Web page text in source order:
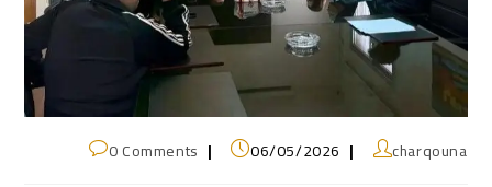
charqouna
06/05/2026
0 Comments